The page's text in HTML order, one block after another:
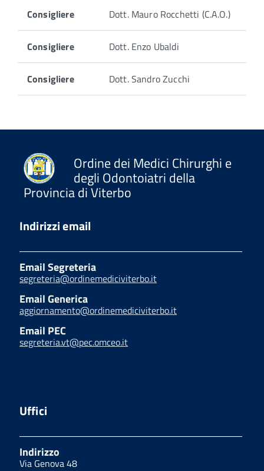
Consigliere Dott. Mauro Rocchetti (C.A.O.)
Consigliere Dott. Enzo Ubaldi
Consigliere Dott. Sandro Zucchi
Ordine dei Medici Chirurghi e
degli Odontoiatri della
Provincia di Viterbo
Indirizzi email
Email Segreteria
segreteria@ordinemediciviterbo.it
Email Generica
aggiornamento@ordinemediciviterbo.it
Email PEC
segreteria.vt@pec.omceo.it
Uffici
Indirizzo
Via Genova 48